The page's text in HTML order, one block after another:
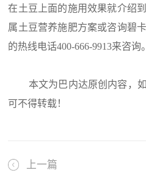
在土豆上面的施用效果就介绍
属土豆营养施肥方案或咨询碧
的热线电话400-666-9913来咨询。
本文为巴内达原创内容，
可不得转载！
上一篇